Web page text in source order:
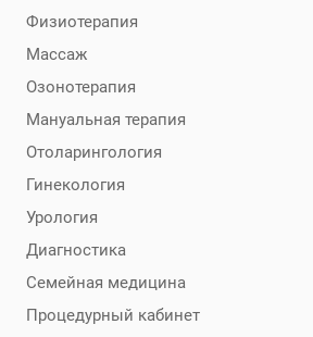
Физиотерапия
Массаж
Озонотерапия
Мануальная терапия
Отоларингология
Гинекология
Урология
Диагностика
Семейная медицина
Процедурный кабинет